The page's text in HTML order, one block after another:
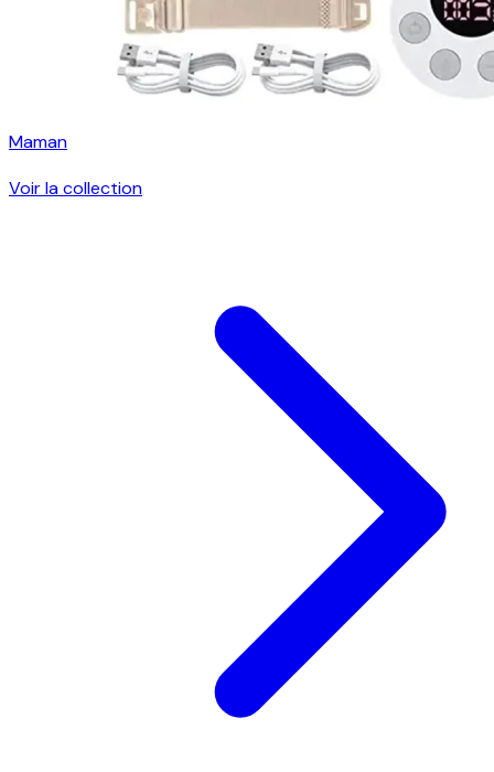
Maman
Voir la collection